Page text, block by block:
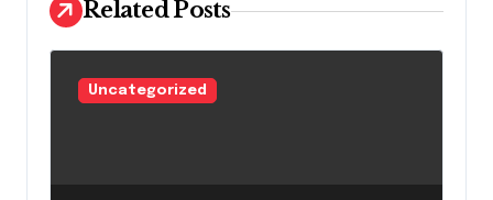
o
n
Related Posts
Uncategorized